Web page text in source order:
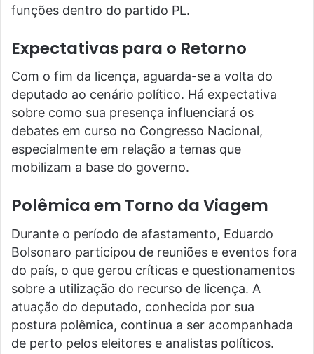
funções dentro do partido PL.
Expectativas para o Retorno
Com o fim da licença, aguarda-se a volta do
deputado ao cenário político. Há expectativa
sobre como sua presença influenciará os
debates em curso no Congresso Nacional,
especialmente em relação a temas que
mobilizam a base do governo.
Polêmica em Torno da Viagem
Durante o período de afastamento, Eduardo
Bolsonaro participou de reuniões e eventos fora
do país, o que gerou críticas e questionamentos
sobre a utilização do recurso de licença. A
atuação do deputado, conhecida por sua
postura polêmica, continua a ser acompanhada
de perto pelos eleitores e analistas políticos.